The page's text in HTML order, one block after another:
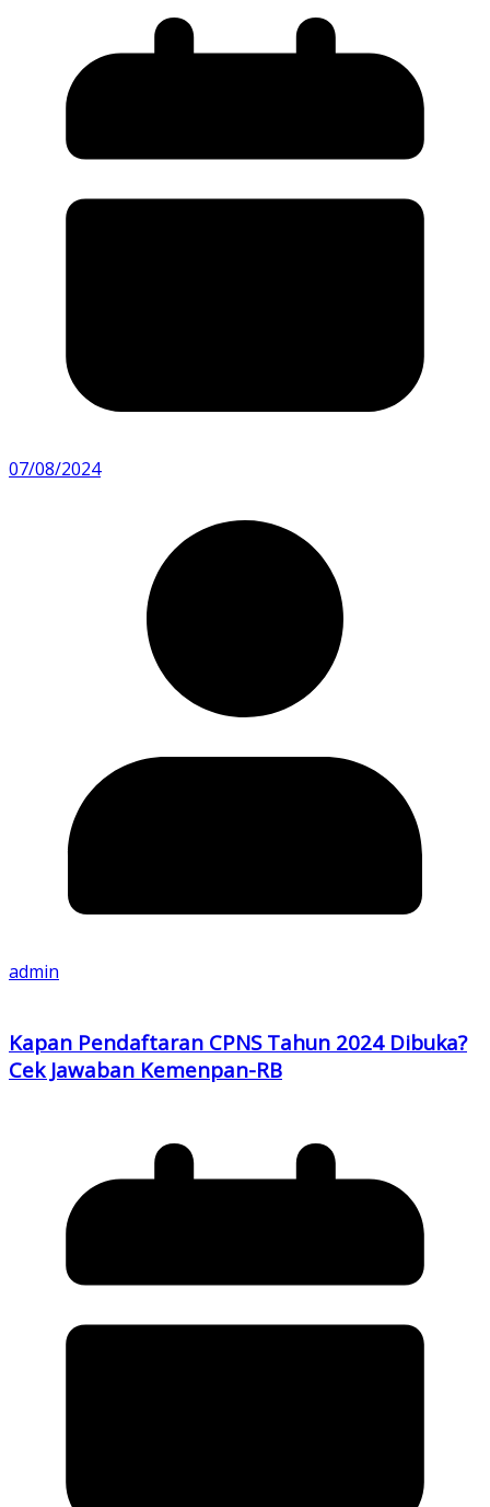
07/08/2024
admin
Kapan Pendaftaran CPNS Tahun 2024 Dibuka?
Cek Jawaban Kemenpan-RB